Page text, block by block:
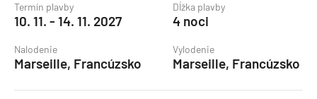
Termín plavby
10. 11. - 14. 11. 2027
Dĺžka plavby
4 noci
Nalodenie
Marseille, Francúzsko
Vylodenie
Marseille, Francúzsko